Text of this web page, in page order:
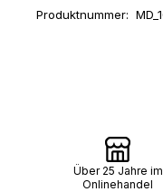
Produktnummer:
Über 25 Jahre im
Onlinehandel